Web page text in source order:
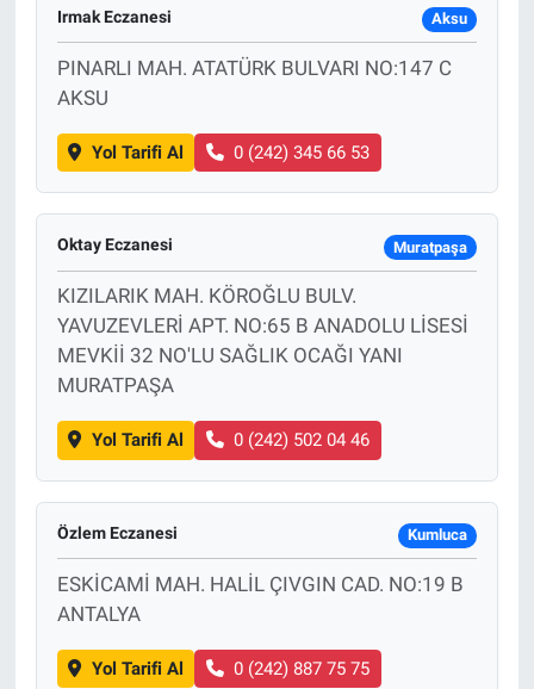
Irmak Eczanesi Aksu
PINARLI MAH. ATATÜRK BULVARI NO:147 C
AKSU
Yol Tarifi Al 0 (242) 345 66 53
Oktay Eczanesi Muratpaşa
KIZILARIK MAH. KÖROĞLU BULV.
YAVUZEVLERİ APT. NO:65 B ANADOLU LİSESİ
MEVKİİ 32 NO'LU SAĞLIK OCAĞI YANI
MURATPAŞA
Yol Tarifi Al 0 (242) 502 04 46
Özlem Eczanesi Kumluca
ESKİCAMİ MAH. HALİL ÇIVGIN CAD. NO:19 B
ANTALYA
Yol Tarifi Al 0 (242) 887 75 75